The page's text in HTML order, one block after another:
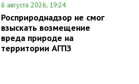
6 августа 2026, 19:24
Росприроднадзор не смог
взыскать возмещение
вреда природе на
территории АГПЗ